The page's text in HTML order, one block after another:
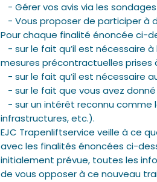
- Gérer vos avis via les
- Vous proposer de participer à
Pour chaque finalité énoncée ci-
- sur le fait qu’il est nécessaire
mesures précontractuelles prises
- sur le fait qu’il est nécessaire
- sur le fait que vous avez
- sur un intérêt reconnu comme
infrastructures, etc.).
EJC Trapenliftservice veille à ce
avec les finalités énoncées ci-
initialement prévue, toutes les
de vous opposer à ce nouveau